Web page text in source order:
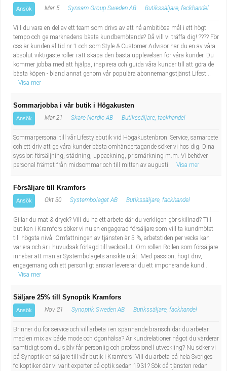
Ansök Mar 5 Synsam Group Sweden AB Butikssäljare, fackhandel
Vill du vara en del av ett team som drivs av att nå ambitiösa mål i ett högt
tempo och ge marknadens bästa kundbemötande? Då vill vi träffa dig! ???? För
oss är kunden alltid nr 1 och som Style & Customer Advisor har du en av våra
absolut viktigaste roller i att skapa den bästa upplevelsen för våra kunder. Du
kommer jobba med att hjälpa, inspirera och guida våra kunder till att göra de
bästa köpen - bland annat genom vår populära abonnemangstjänst Lifest...
Visa mer
Sommarjobba i vår butik i Högakusten
Ansök Mar 21 Skare Nordic AB Butikssäljare, fackhandel
Sommarpersonal till vår Lifestylebutik vid Högakustenbron. Service, samarbete
och ett driv att ge våra kunder bästa omhändertagande söker vi hos dig. Dina
sysslor: försäljning, städning, uppackning, prismärkning m.m. Vi behöver
personal främst från midsommar och till mitten av augusti.
Visa mer
Försäljare till Kramfors
Ansök Okt 30 Systembolaget AB Butikssäljare, fackhandel
Gillar du mat & dryck? Vill du ha ett arbete där du verkligen gör skillnad? Till
butiken i Kramfors söker vi nu en engagerad försäljare som vill ta kundmötet
till högsta nivå. Omfattningen av tjänsten är 5 %, arbetstiden per vecka kan
variera och är i huvudsak förlagd till veckoslut. Om rollen Rollen som försäljare
innebär att man är Systembolagets ansikte utåt. Med passion, högt driv,
engagemang och ett personligt ansvar levererar du ett imponerande kund...
Visa mer
Säljare 25% till Synoptik Kramfors
Ansök Nov 21 Synoptik Sweden AB Butikssäljare, fackhandel
Brinner du för service och vill arbeta i en spännande bransch där du arbetar
med en mix av både mode och ögonhälsa? Är kundrelationer något du värderar
samtidigt som du själv får personlig och professionell utveckling? Nu söker vi
på Synoptik en säljare till vår butik i Kramfors! Vill du arbeta på hela Sveriges
folkoptiker där vi varit experter på optik sedan 1931? Sök då tjänsten redan